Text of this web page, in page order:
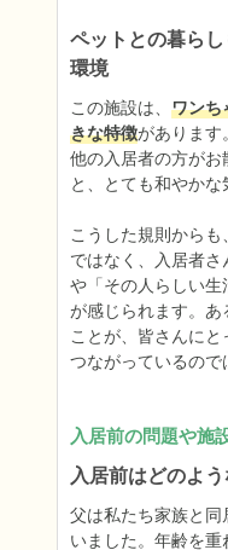
ペットとの暮ら
環境
この施設は、 ワンち
きな特徴があります
他の入居者の方がお
と、とても和やかな
こうした規則から
ではなく、入居者
や「その人らしい生
が感じられます。あ
ことが、皆さんに
つながっているので
入居前の問題や施
入居前はどのよ
父は私たち家族と同
いました。年齢を